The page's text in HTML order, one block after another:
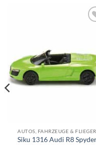
AUTOS, FAHRZEUGE & FLIEGER
Siku 1316 Audi R8